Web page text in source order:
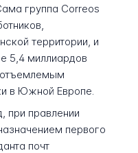
группа Correos
территории, и
5,4 миллиардов
в Южной Европе.
при правлении
первого
почт